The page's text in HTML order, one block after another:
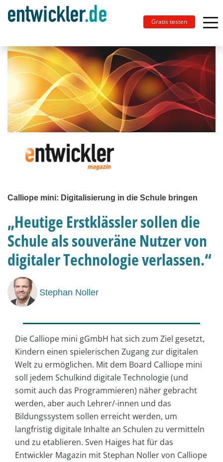
Gratis testen
Calliope mini: Digitalisierung in die Schule bringen
„Heutige Erstklässler sollen die
Schule als souveräne Nutzer von
digitaler Technologie verlassen.“
Stephan Noller
Die Calliope mini gGmbH hat sich zum Ziel gesetzt,
Kindern einen spielerischen Zugang zur digitalen
Welt zu ermöglichen. Mit dem Board Calliope mini
soll jedem Schulkind digitale Technologie (und
somit auch das Programmieren) näher gebracht
werden, aber auch Lehrer/-innen und das
Bildungssystem sollen erreicht werden, um
langfristig digitale Inhalte an Schulen zu vermitteln
und zu etablieren. Sven Haiges hat für das
Entwickler Magazin mit Stephan Noller von Calliope